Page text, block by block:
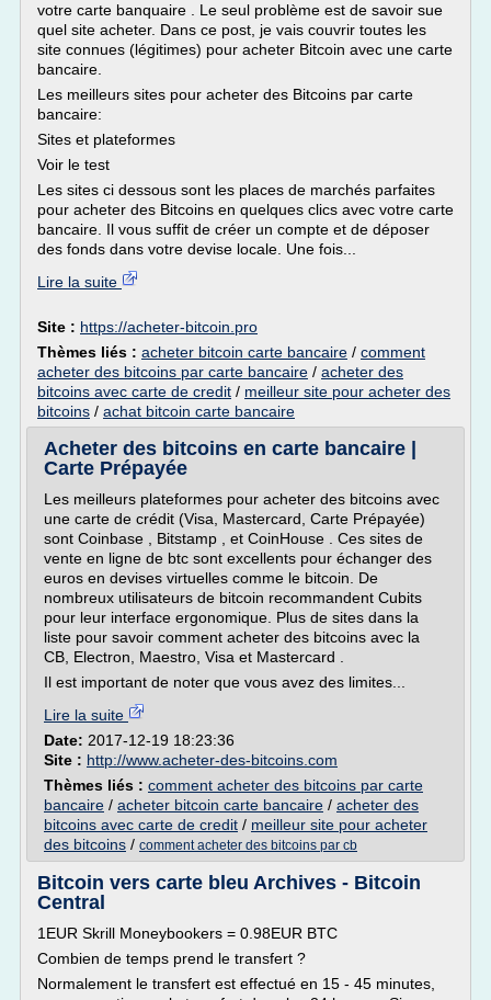
votre carte banquaire . Le seul problème est de savoir sue
quel site acheter. Dans ce post, je vais couvrir toutes les
site connues (légitimes) pour acheter Bitcoin avec une carte
bancaire.
Les meilleurs sites pour acheter des Bitcoins par carte
bancaire:
Sites et plateformes
Voir le test
Les sites ci dessous sont les places de marchés parfaites
pour acheter des Bitcoins en quelques clics avec votre carte
bancaire. Il vous suffit de créer un compte et de déposer
des fonds dans votre devise locale. Une fois...
Lire la suite
Site : https://acheter-bitcoin.pro
Thèmes liés : acheter bitcoin carte bancaire / comment
acheter des bitcoins par carte bancaire / acheter des
bitcoins avec carte de credit / meilleur site pour acheter des
bitcoins / achat bitcoin carte bancaire
Acheter des bitcoins en carte bancaire |
Carte Prépayée
Les meilleurs plateformes pour acheter des bitcoins avec
une carte de crédit (Visa, Mastercard, Carte Prépayée)
sont Coinbase , Bitstamp , et CoinHouse . Ces sites de
vente en ligne de btc sont excellents pour échanger des
euros en devises virtuelles comme le bitcoin. De
nombreux utilisateurs de bitcoin recommandent Cubits
pour leur interface ergonomique. Plus de sites dans la
liste pour savoir comment acheter des bitcoins avec la
CB, Electron, Maestro, Visa et Mastercard .
Il est important de noter que vous avez des limites...
Lire la suite
Date: 2017-12-19 18:23:36
Site : http://www.acheter-des-bitcoins.com
Thèmes liés : comment acheter des bitcoins par carte
bancaire / acheter bitcoin carte bancaire / acheter des
bitcoins avec carte de credit / meilleur site pour acheter
des bitcoins / comment acheter des bitcoins par cb
Bitcoin vers carte bleu Archives - Bitcoin
Central
1EUR Skrill Moneybookers = 0.98EUR BTC
Combien de temps prend le transfert ?
Normalement le transfert est effectué en 15 - 45 minutes,